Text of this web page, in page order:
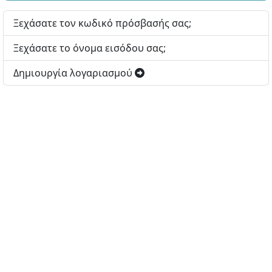
Ξεχάσατε τον κωδικό πρόσβασής σας;
Ξεχάσατε το όνομα εισόδου σας;
Δημιουργία λογαριασμού